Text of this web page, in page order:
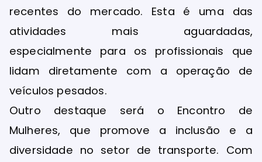
recentes do mercado. Esta é uma das
atividades mais aguardadas,
especialmente para os profissionais que
lidam diretamente com a operação de
veículos pesados.
Outro destaque será o Encontro de
Mulheres, que promove a inclusão e a
diversidade no setor de transporte. Com